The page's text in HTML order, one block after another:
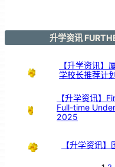
升学资讯
【升学资讯
学校长推荐计
【升学资讯】
Full-time
2025
【升学资讯